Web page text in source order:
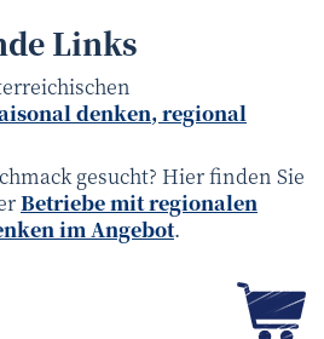
Links
denken, regional
gesucht? Hier finden Sie
Betriebe mit regionalen
im Angebot.